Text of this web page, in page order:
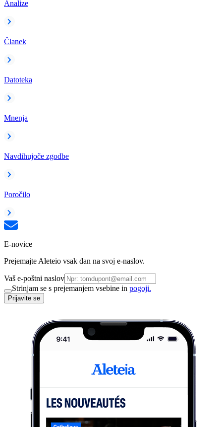
Analize
Članek
Datoteka
Mnenja
Navdihujoče zgodbe
Poročilo
E-novice
Prejemajte Aleteio vsak dan na svoj e-naslov.
Vaš e-poštni naslov
Strinjam se s prejemanjem vsebine in pogoji.
Prijavite se